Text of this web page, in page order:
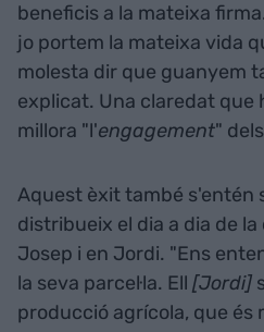
beneficis a la mateixa
jo portem la mateixa vida
molesta dir que guanyem
explicat. Una claredat que
millora "l'engagement"
Aquest èxit també s'entén
distribueix el dia a dia de
Josep i en Jordi. "Ens
la seva parcel·la. Ell [Jordi]
producció agrícola, que és